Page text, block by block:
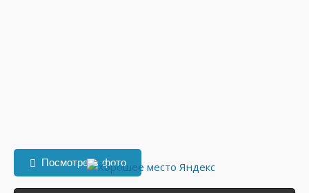
Посмотреть фото